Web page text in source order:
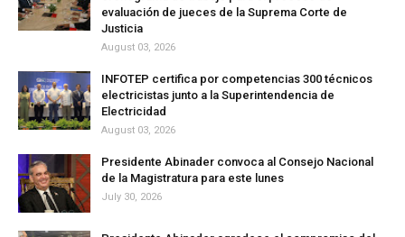
evaluación de jueces de la Suprema Corte de
Justicia
August 03, 2026
INFOTEP certifica por competencias 300 técnicos
electricistas junto a la Superintendencia de
Electricidad
August 03, 2026
Presidente Abinader convoca al Consejo Nacional
de la Magistratura para este lunes
July 30, 2026